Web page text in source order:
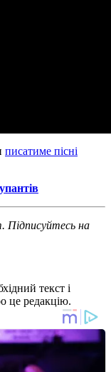
писатиме пісні
Підписуйтесь на
текст і
це редакцію.